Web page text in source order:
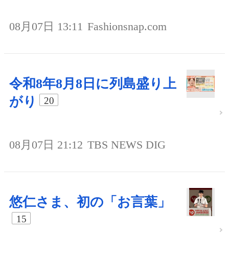
08月07日 13:11 Fashionsnap.com
令和8年8月8日に列島盛り上
がり
20
08月07日 21:12 TBS NEWS DIG
悠仁さま、初の「お言葉」
15